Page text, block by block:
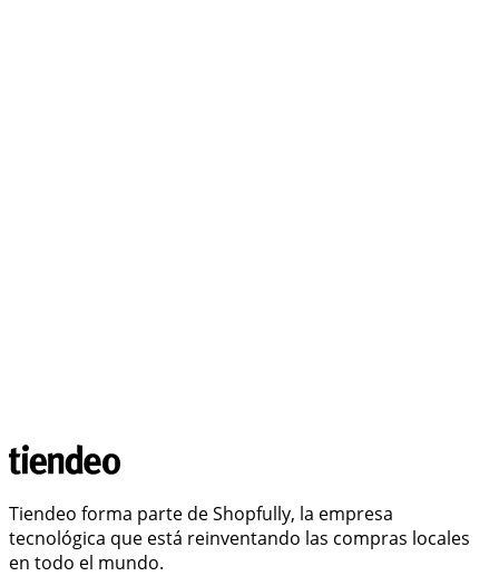
Tiendeo forma parte de Shopfully, la empresa
tecnológica que está reinventando las compras locales
en todo el mundo.